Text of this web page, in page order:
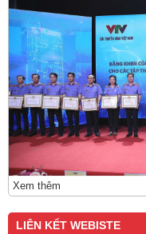
Xem thêm
LIÊN KẾT WEBISTE